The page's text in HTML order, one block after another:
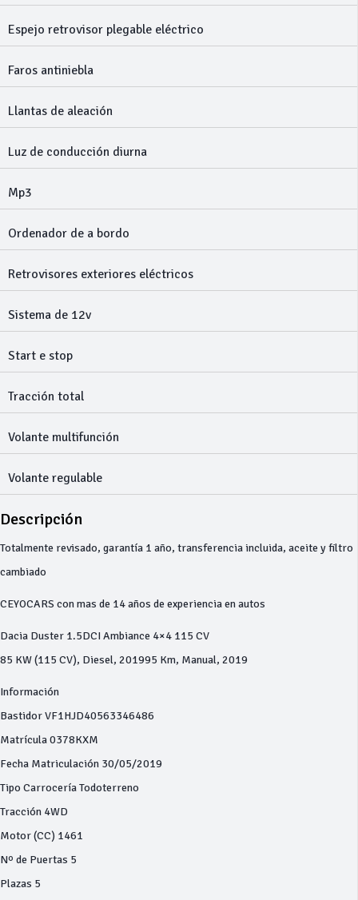
Espejo retrovisor plegable eléctrico
Faros antiniebla
Llantas de aleación
Luz de conducción diurna
Mp3
Ordenador de a bordo
Retrovisores exteriores eléctricos
Sistema de 12v
Start e stop
Tracción total
Volante multifunción
Volante regulable
Descripción
Totalmente revisado, garantía 1 año, transferencia incluida, aceite y filtro
cambiado
CEYOCARS con mas de 14 años de experiencia en autos
Dacia Duster 1.5DCI Ambiance 4×4 115 CV
85 KW (115 CV), Diesel, 201995 Km, Manual, 2019
Información
Bastidor VF1HJD40563346486
Matrícula 0378KXM
Fecha Matriculación 30/05/2019
Tipo Carrocería Todoterreno
Tracción 4WD
Motor (CC) 1461
Nº de Puertas 5
Plazas 5